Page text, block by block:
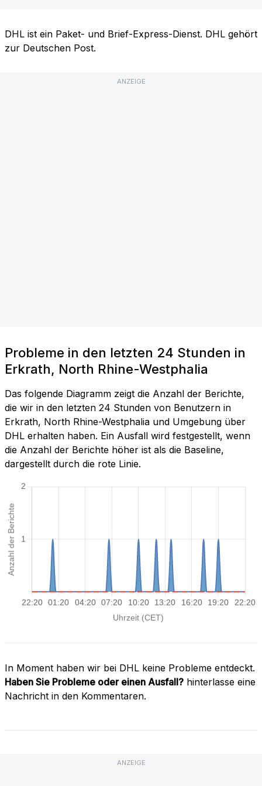
DHL ist ein Paket- und Brief-Express-Dienst. DHL gehört
zur Deutschen Post.
ANZEIGE
Probleme in den letzten 24 Stunden in
Erkrath, North Rhine-Westphalia
Das folgende Diagramm zeigt die Anzahl der Berichte,
die wir in den letzten 24 Stunden von Benutzern in
Erkrath, North Rhine-Westphalia und Umgebung über
DHL erhalten haben. Ein Ausfall wird festgestellt, wenn
die Anzahl der Berichte höher ist als die Baseline,
dargestellt durch die rote Linie.
In Moment haben wir bei DHL keine Probleme entdeckt.
Haben Sie Probleme oder einen Ausfall? hinterlasse eine
Nachricht in den Kommentaren.
ANZEIGE